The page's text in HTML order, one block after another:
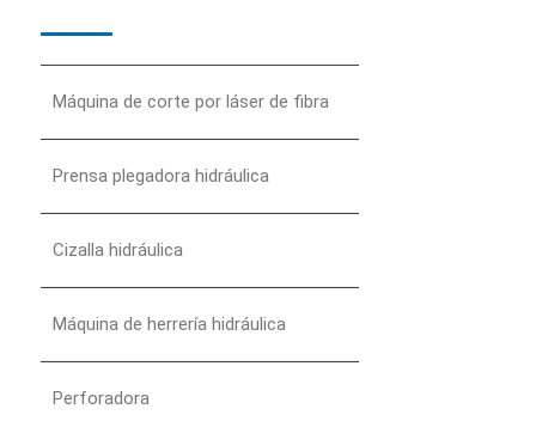
Máquina de corte por láser de fibra
Prensa plegadora hidráulica
Cizalla hidráulica
Máquina de herrería hidráulica
Perforadora